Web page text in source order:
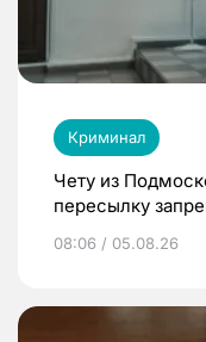
Криминал
Чету из
пересылку
08:06 / 05.08.26